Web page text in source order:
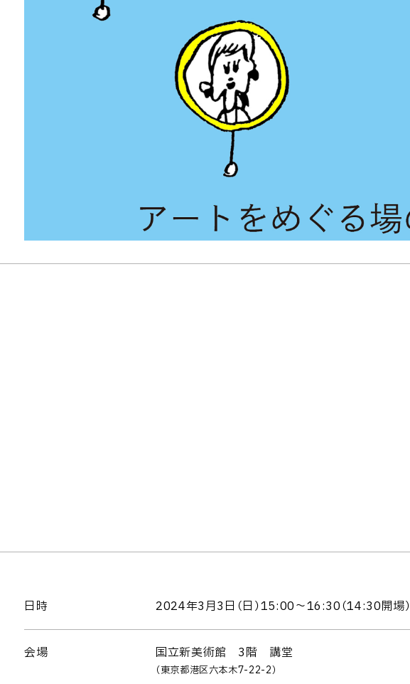
日時 2024年3月3日（日）15:00～16:30（14:30開場）
会場 国立新美術館 3階 講堂
（東京都港区六本木7-22-2）